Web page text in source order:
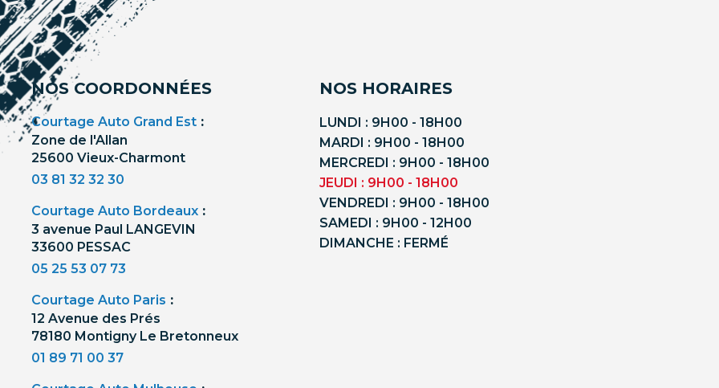
NOS COORDONNÉES
Courtage Auto Grand Est :
Zone de l'Allan
25600 Vieux-Charmont
03 81 32 32 30
Courtage Auto Bordeaux :
3 avenue Paul LANGEVIN
33600 PESSAC
05 25 53 07 73
Courtage Auto Paris :
12 Avenue des Prés
78180 Montigny Le Bretonneux
01 89 71 00 37
NOS HORAIRES
LUNDI : 9H00 - 18H00
MARDI : 9H00 - 18H00
MERCREDI : 9H00 - 18H00
JEUDI : 9H00 - 18H00
VENDREDI : 9H00 - 18H00
SAMEDI : 9H00 - 12H00
DIMANCHE : FERMÉ